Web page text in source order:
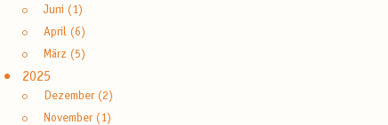
Juni (1)
April (6)
März (5)
2025
Dezember (2)
November (1)